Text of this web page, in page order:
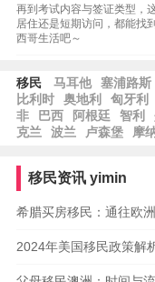
再到考试内容与签证类型，
居住还是短期访问，都能找
西哥生活吧～
移民 马耳他 塞浦路斯
比利时
奥地利 匈牙利
非
巴西 阿根廷 智利
克兰
波兰 卢森堡 摩
移民资讯 yimin
希腊买房移民：通往欧
2024年美国移民政策解